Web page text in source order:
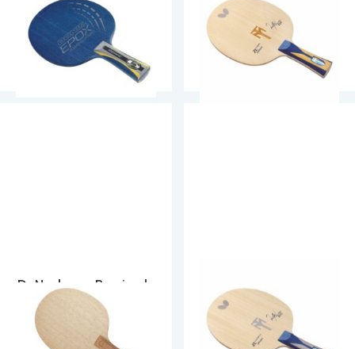
Powerallround
Alused
49.90€
Alused
179.90€
Dr.Neubauer Barricade
Alused
79.90€
Alused
189.90€